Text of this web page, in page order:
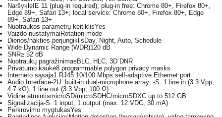
Naršyklė IE 11 (plug-in required); plug-in free: Chrome 80+, Firefox 80+,
Edge 89+, Safari 13+; local service: Chrome 80+, Firefox 80+, Edge
89+, Safari 13+
Nuotraukos parametrų keitiklisYes
Vaizdo nustatymai Rotation mode
Dienos/nakties perjungiklis Day, Night, Auto, Schedule
Wide Dynamic Range (WDR)120 dB
SNR≥ 52 dB
Nuotraukų pagražinimas BLC, HLC, 3D DNR
Privatumo kaukė8 programmable polygon privacy masks
Interneto sąsaja1 RJ45 10/100 Mbps self-adaptive Ethernet port
Audio Interface-2U: built-in dual-microphone array; -S: 1 line in (3.3 Vpp,
4.7 kΩ), 1 line out (3.3 Vpp, 100 Ω)
Vidinė atmintismicroSD/microSDHC/microSDXC up to 512 GB
Signalizacija-S: 1 input, 1 output (max. 12 VDC, 30 mA)
Perkrovimo mygtukasYes